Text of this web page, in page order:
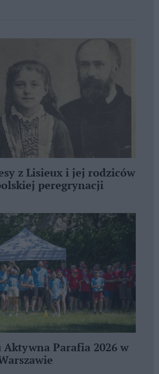
z Lisieux i jej rodziców
peregrynacji
Aktywna Parafia 2026 w